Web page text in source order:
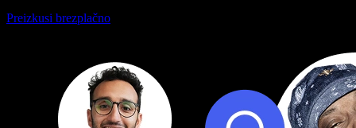
Preizkusi brezplačno